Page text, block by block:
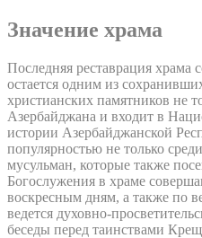
Значение храма
Последняя реставрация храма
остается одним из
христианских памятников не
Азербайджана и входит в
истории Азербайджанской
популярностью не только
мусульман, которые также
Богослужения в храме
воскресным дням, а также по
ведется духовно-
беседы перед таинствами